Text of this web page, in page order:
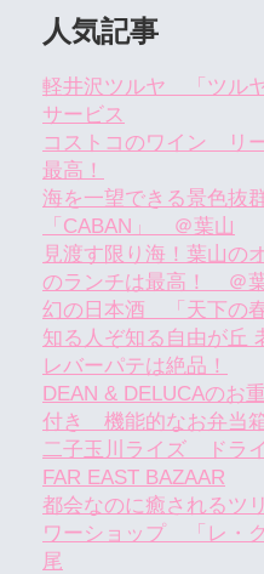
人気記事
軽井沢ツルヤ 「ツル
サービス
コストコのワイン リ
最高！
海を一望できる景色抜
「CABAN」 ＠葉山
見渡す限り海！葉山の
のランチは最高！ ＠
幻の日本酒 「天下の春
知る人ぞ知る自由が丘
レバーパテは絶品！
DEAN & DELUCAのお
付き 機能的なお弁当
二子玉川ライズ ドラ
FAR EAST BAZAAR
都会なのに癒されるツ
ワーショップ 「レ・
尾